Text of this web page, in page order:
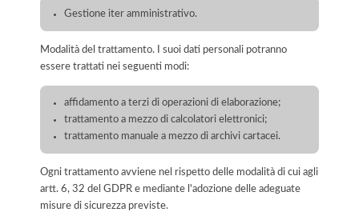
Gestione iter amministrativo.
Modalità del trattamento. I suoi dati personali potranno
essere trattati nei seguenti modi:
affidamento a terzi di operazioni di elaborazione;
trattamento a mezzo di calcolatori elettronici;
trattamento manuale a mezzo di archivi cartacei.
Ogni trattamento avviene nel rispetto delle modalità di cui agli
artt. 6, 32 del GDPR e mediante l'adozione delle adeguate
misure di sicurezza previste.